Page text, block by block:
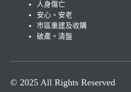
人身傷亡
安心。安老
市區重建及收購
破產。清盤
© 2025 All Rights Reserved